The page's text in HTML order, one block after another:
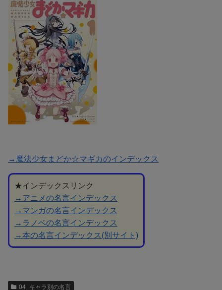
→魔法少女まどか☆マギカのインデックス
★インデックスリンク
→アニメの名言インデックス
→マンガの名言インデックス
→ラノベの名言インデックス
→本の名言インデックス(別サイト)
04_キャラ別の名言